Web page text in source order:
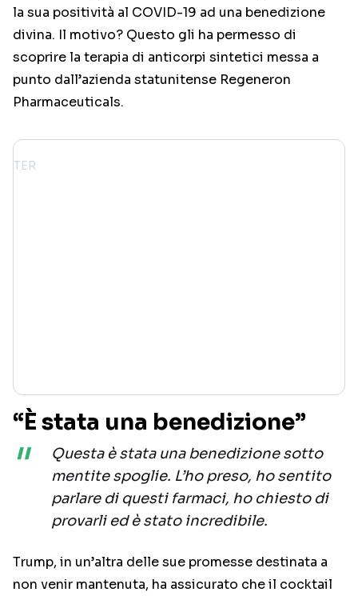
la sua positività al COVID-19 ad una benedizione
divina. Il motivo? Questo gli ha permesso di
scoprire la terapia di anticorpi sintetici messa a
punto dall’azienda statunitense Regeneron
Pharmaceuticals.
“È stata una benedizione”
Questa è stata una benedizione sotto
mentite spoglie. L’ho preso, ho sentito
parlare di questi farmaci, ho chiesto di
provarli ed è stato incredibile.
Trump, in un’altra delle sue promesse destinata a
non venir mantenuta, ha assicurato che il cocktail